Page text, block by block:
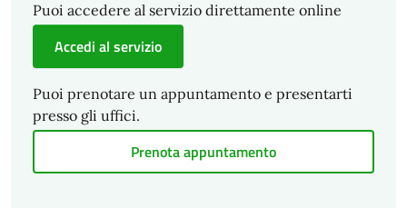
Puoi accedere al servizio direttamente online
Accedi al servizio
Puoi prenotare un appuntamento e presentarti
presso gli uffici.
Prenota appuntamento